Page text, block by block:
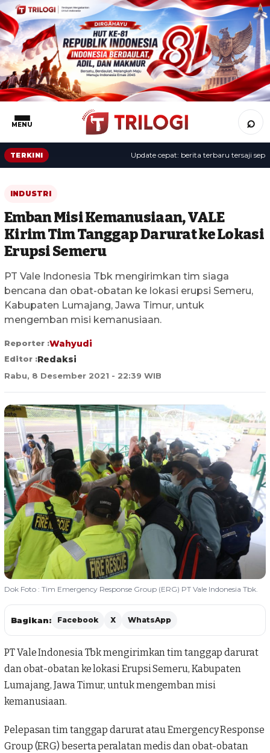
MENU ⌕
TERKINI Update cepat: berita terbaru tersaji
INDUSTRI
Emban Misi Kemanusiaan, VALE
Kirim Tim Tanggap Darurat ke Lokasi
Erupsi Semeru
PT Vale Indonesia Tbk mengirimkan tim siaga
bencana dan obat-obatan ke lokasi erupsi Semeru,
Kabupaten Lumajang, Jawa Timur, untuk
mengemban misi kemanusiaan.
Reporter :Wahyudi
Editor :Redaksi
Rabu, 8 Desember 2021 - 22:39 WIB
Dok Foto : Tim Emergency Response Group (ERG) PT Vale Indonesia Tbk.
Bagikan: Facebook X WhatsApp
PT Vale IndonesiaTbk mengirimkan tim tanggap darurat
dan obat-obatan ke lokasiErupsi Semeru, Kabupaten
Lumajang, Jawa Timur, untuk mengemban misi
kemanusiaan.
Pelepasan tim tanggap darurat atau Emergency Response
Group (ERG) beserta peralatan medis dan obat-obatan